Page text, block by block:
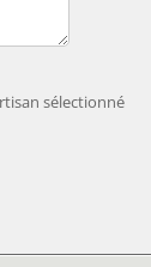
sélectionné